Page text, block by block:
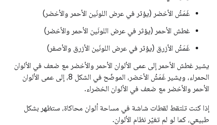
غَمَشُ الأخضر (يؤثر في عرض اللونَين الأحمر والأخضر)
غطش الأحمر (يؤثر في عرض اللونَين الأحمر والأخضر)
غَمَشُ الأزرق (يؤثر في عرض اللونَين الأزرق والأصفر)
يشير غطش الأحمر إلى عمى الألوان الأحمر والأخضر مع ضعف في الألوان
الحمراء، ويشير غَمَشُ الأخضر، الموضّح في الشكل 8، إلى عمى الألوان
الأحمر والأخضر مع ضعف في الألوان الخضراء.
إذا كنت تلتقط لقطات شاشة في مساحة ألوان محاكاة، ستظهر بشكل
طبيعي، كما لو لم تغيّر نظام الألوان.